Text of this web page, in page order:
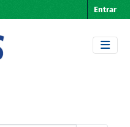
Entrar